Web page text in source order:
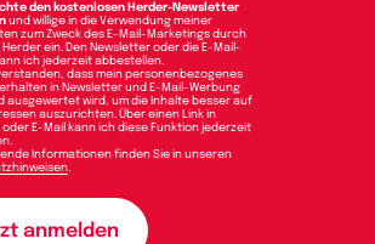
den kostenlosen Herder-Newsletter
und willige in die Verwendung meiner
zum Zweck des E-Mail-Marketings durch
ein. Den Newsletter oder die E-Mail-
ich jederzeit abbestellen.
dass mein personenbezogenes
in Newsletter und E-Mail-Werbung
ausgewertet wird, um die Inhalte besser auf
auszurichten. Über einen Link in
E-Mail kann ich diese Funktion jederzeit
Informationen finden Sie in unseren
.